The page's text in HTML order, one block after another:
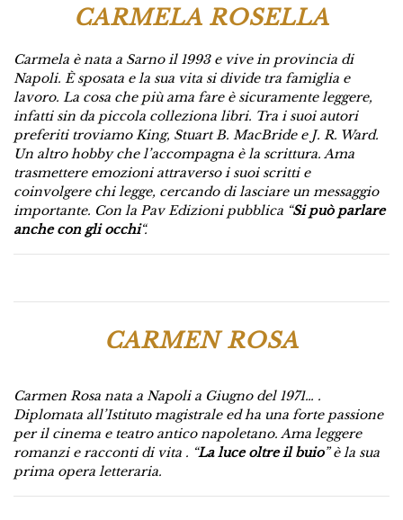
CARMELA ROSELLA
Carmela è nata a Sarno il 1993 e vive in provincia di
Napoli. È sposata e la sua vita si divide tra famiglia e
lavoro. La cosa che più ama fare è sicuramente leggere,
infatti sin da piccola colleziona libri. Tra i suoi autori
preferiti troviamo King, Stuart B. MacBride e J. R. Ward.
Un altro hobby che l’accompagna è la scrittura. Ama
trasmettere emozioni attraverso i suoi scritti e
coinvolgere chi legge, cercando di lasciare un messaggio
importante. Con la Pav Edizioni pubblica “Si può parlare
anche con gli occhi“.
CARMEN ROSA
Carmen Rosa nata a Napoli a Giugno del 1971… .
Diplomata all’Istituto magistrale ed ha una forte passione
per il cinema e teatro antico napoletano. Ama leggere
romanzi e racconti di vita . “La luce oltre il buio” è la sua
prima opera letteraria.